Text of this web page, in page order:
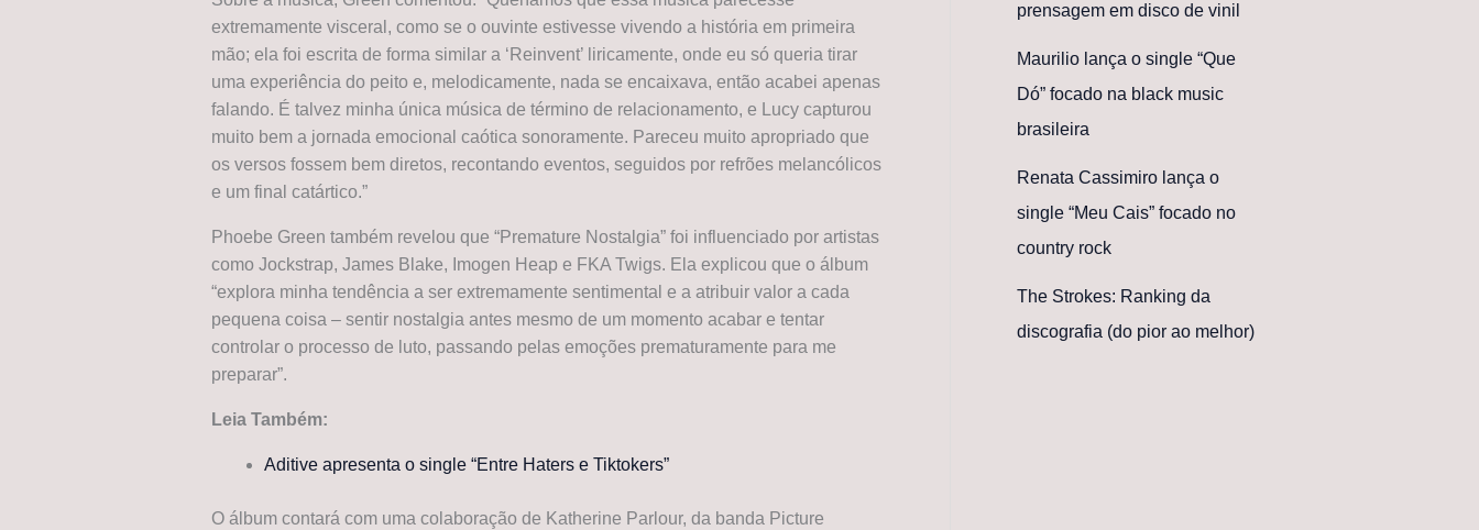
extremamente visceral, como se o ouvinte estivesse vivendo a história em primeira
mão; ela foi escrita de forma similar a ‘Reinvent’ liricamente, onde eu só queria tirar
uma experiência do peito e, melodicamente, nada se encaixava, então acabei apenas
falando. É talvez minha única música de término de relacionamento, e Lucy capturou
muito bem a jornada emocional caótica sonoramente. Pareceu muito apropriado que
os versos fossem bem diretos, recontando eventos, seguidos por refrões melancólicos
e um final catártico.”
Phoebe Green também revelou que “Premature Nostalgia” foi influenciado por artistas
como Jockstrap, James Blake, Imogen Heap e FKA Twigs. Ela explicou que o álbum
“explora minha tendência a ser extremamente sentimental e a atribuir valor a cada
pequena coisa – sentir nostalgia antes mesmo de um momento acabar e tentar
controlar o processo de luto, passando pelas emoções prematuramente para me
preparar”.
Leia Também:
Aditive apresenta o single “Entre Haters e Tiktokers”
O álbum contará com uma colaboração de Katherine Parlour, da banda Picture
prensagem em disco de vinil
Maurilio lança o single “Que
Dó” focado na black music
brasileira
Renata Cassimiro lança o
single “Meu Cais” focado no
country rock
The Strokes: Ranking da
discografia (do pior ao melhor)